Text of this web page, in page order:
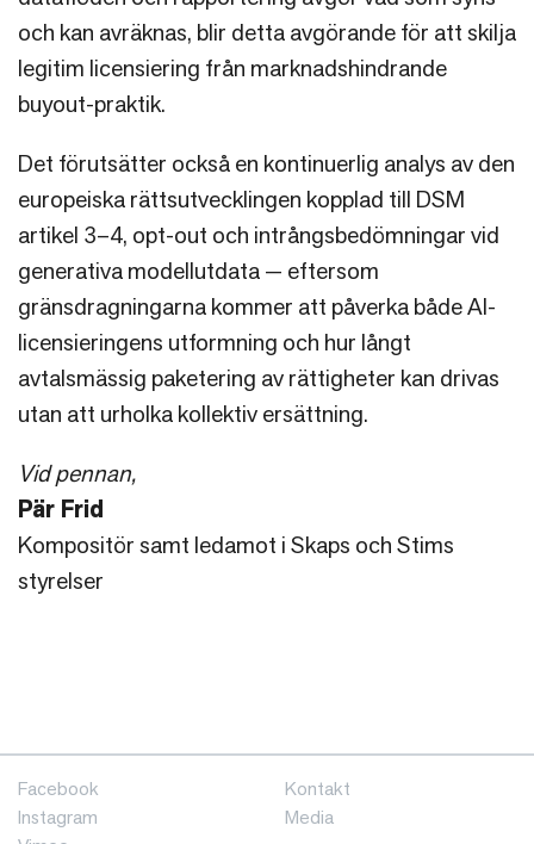
och kan avräknas, blir detta avgörande för att skilja
legitim licensiering från marknadshindrande
buyout-praktik.
Det förutsätter också en kontinuerlig analys av den
europeiska rättsutvecklingen kopplad till DSM
artikel 3–4, opt-out och intrångsbedömningar vid
generativa modellutdata — eftersom
gränsdragningarna kommer att påverka både AI-
licensieringens utformning och hur långt
avtalsmässig paketering av rättigheter kan drivas
utan att urholka kollektiv ersättning.
Vid pennan,
Pär Frid
Kompositör samt ledamot i Skaps och Stims
styrelser
Facebook
Instagram
Kontakt
Media